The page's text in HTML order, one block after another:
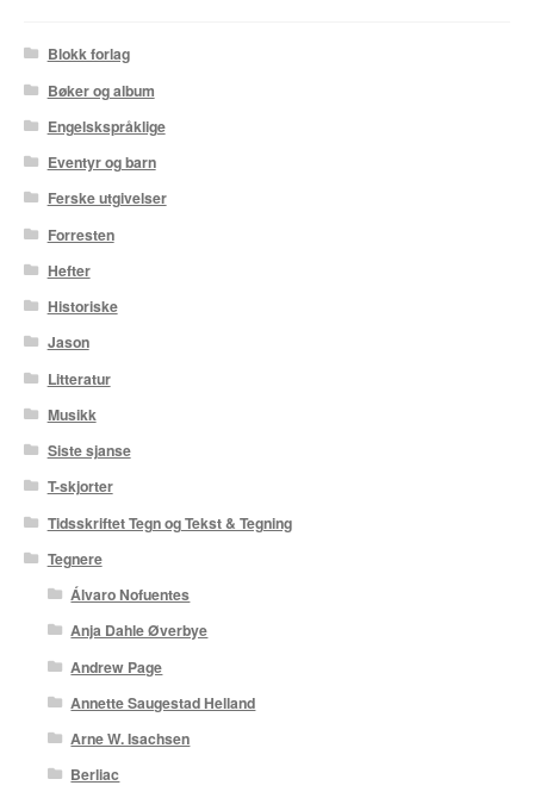
Blokk forlag
Bøker og album
Engelskspråklige
Eventyr og barn
Ferske utgivelser
Forresten
Hefter
Historiske
Jason
Litteratur
Musikk
Siste sjanse
T-skjorter
Tidsskriftet Tegn og Tekst & Tegning
Tegnere
Álvaro Nofuentes
Anja Dahle Øverbye
Andrew Page
Annette Saugestad Helland
Arne W. Isachsen
Berliac